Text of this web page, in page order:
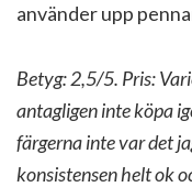
använder upp
Betyg: 2,5/5. Pris:
antagligen inte köpa
färgerna inte var det
konsistensen helt ok